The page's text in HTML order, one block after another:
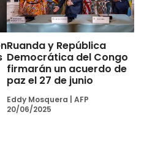
Ruanda y República
Democrática del Congo
firmarán un acuerdo de
paz el 27 de junio
Eddy Mosquera
AFP
20/06/2025